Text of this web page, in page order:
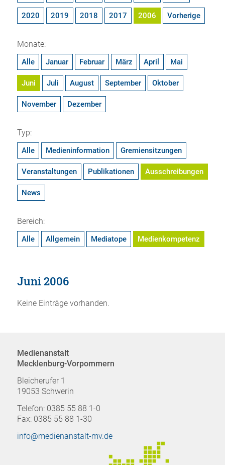
2020 2019 2018 2017 2006 Vorherige
Monate:
Alle Januar Februar März April Mai
Juni Juli August September Oktober
November Dezember
Typ:
Alle Medieninformation Gremiensitzungen
Veranstaltungen Publikationen Ausschreibungen
News
Bereich:
Alle Allgemein Mediatope Medienkompetenz
Juni 2006
Keine Einträge vorhanden.
Medienanstalt
Mecklenburg-Vorpommern
Bleicherufer 1
19053 Schwerin
Telefon: 0385 55 88 1-0
Fax: 0385 55 88 1-30
info@medienanstalt-mv.de